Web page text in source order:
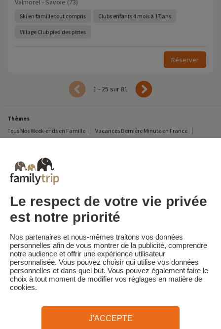
Valmorel - Savoie (73)
Ski en famille tout compris Clubs enfants 4 mois à 17 ans
Village Club pied des pistes
Réserver
1 - 25 sur 81
Thèmes
Tous Nos Week-ends en Famille
Vacances Dernière Minute en France
Toutes Nos Vacances en Famille en France
Vacances en camping en France
Destinations
Vacances au Ski en France
Familytrip
Qui sommes-nous?
CGV et Charte de Confidentialité
La Presse parle de nous
Partenaires FAQ Blog Plan du site
Paiement sécurisé Réalisé par Sooyoos
Besoin d’aide ? 09 72 26 99 33
Le respect de votre vie privée
est notre priorité
Nos partenaires et nous-mêmes traitons vos données
personnelles afin de vous montrer de la publicité, comprendre
notre audience et offrir une expérience utilisateur
personnalisée. Vous pouvez choisir qui utilise vos données
personnelles et dans quel but. Vous pouvez également faire le
choix à tout moment de modifier vos réglages en matière de
cookies.
J'ACCEPTE